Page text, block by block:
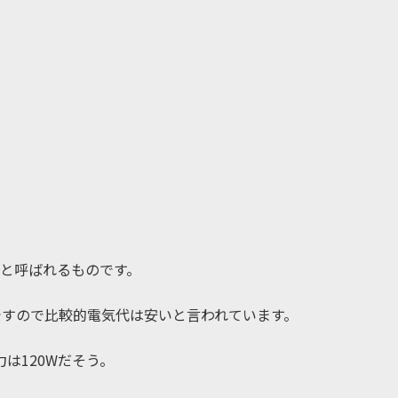
呼ばれるものです。
ので比較的電気代は安いと言われています。
120Wだそう。